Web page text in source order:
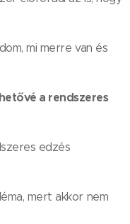
mi merre van és
a rendszeres
edzés
mert akkor nem